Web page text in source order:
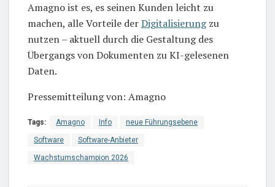
Amagno ist es, es seinen Kunden leicht zu
machen, alle Vorteile derDigitalisierungzu
nutzen – aktuell durch die Gestaltung des
Übergangs von Dokumenten zu KI-gelesenen
Daten.
Pressemitteilung von: Amagno
Tags: Amagno Info neue Führungsebene
Software Software-Anbieter
Wachstumschampion 2026